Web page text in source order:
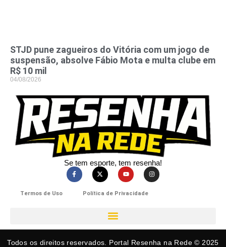
STJD pune zagueiros do Vitória com um jogo de
suspensão, absolve Fábio Mota e multa clube em
R$ 10 mil
04/08/2026
Se tem esporte, tem resenha!​
Termos de Uso Política de Privacidade
Todos os direitos reservados. Portal Resenha na Rede © 2025